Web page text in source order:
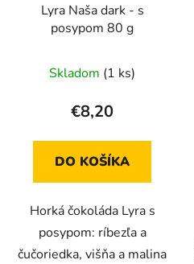
Lyra Naša dark - s
posypom 80 g
Skladom (1 ks)
€8,20
DO KOŠÍKA
Horká čokoláda Lyra s
posypom: ríbezľa a
čučoriedka, višňa a malina